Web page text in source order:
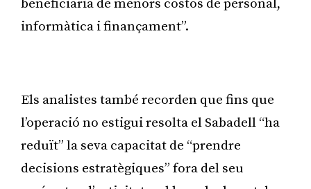
beneficiaria de menors costos de personal,
informàtica i finançament”.
Els analistes també recorden que fins que
l’operació no estigui resolta el Sabadell “ha
reduït” la seva capacitat de “prendre
decisions estratègiques” fora del seu